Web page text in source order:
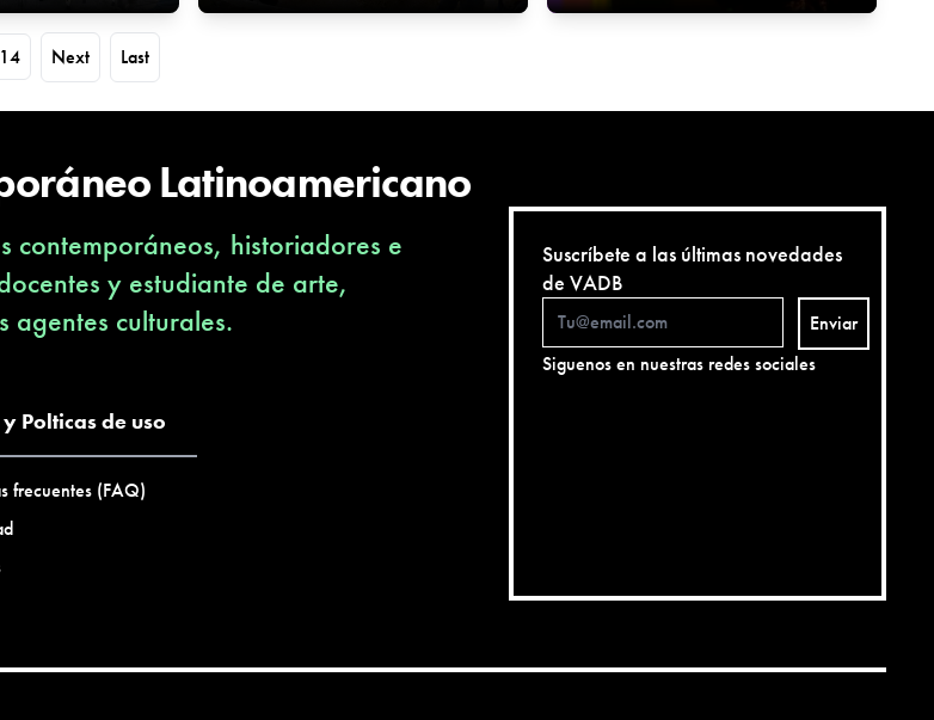
Next Last
Latinoamericano
contemporáneos, historiadores e
y estudiante de arte,
agentes culturales.
Polticas de uso
frecuentes (FAQ)
Suscríbete a las últimas novedades
de VADB
Enviar
Siguenos en nuestras redes sociales